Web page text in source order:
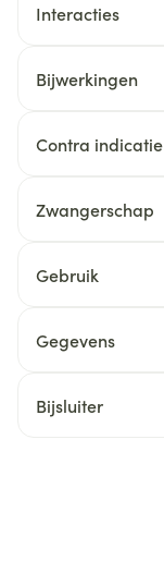
Interacties
Bijwerkingen
Contra indicatie
Zwangerschap
Gebruik
Gegevens
Bijsluiter